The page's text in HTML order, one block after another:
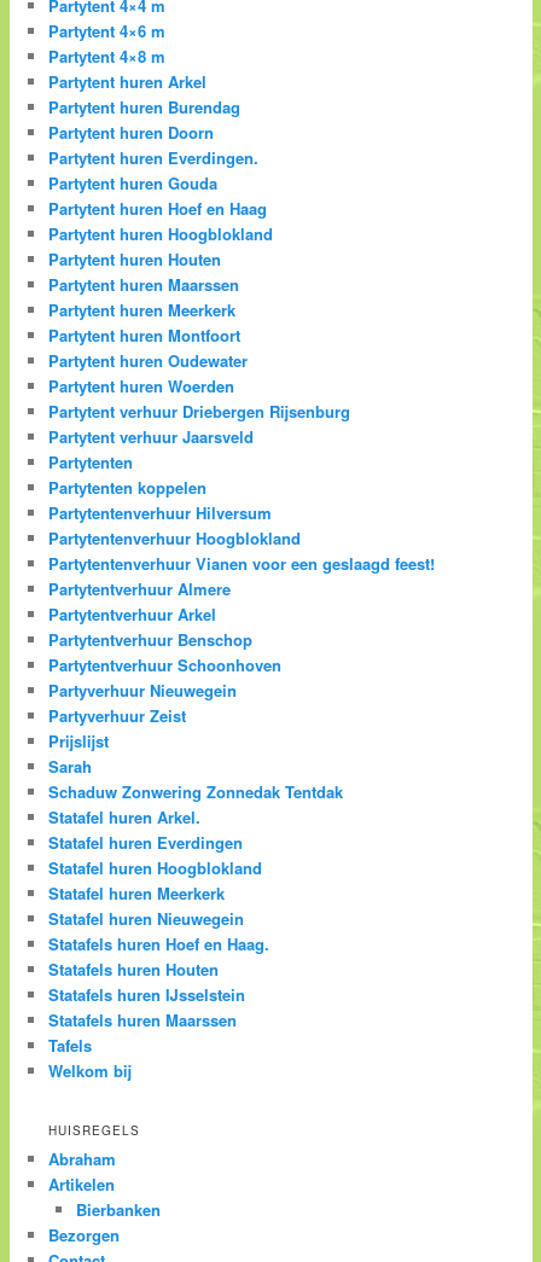
Partytent 4×4 m
Partytent 4×6 m
Partytent 4×8 m
Partytent huren Arkel
Partytent huren Burendag
Partytent huren Doorn
Partytent huren Everdingen.
Partytent huren Gouda
Partytent huren Hoef en Haag
Partytent huren Hoogblokland
Partytent huren Houten
Partytent huren Maarssen
Partytent huren Meerkerk
Partytent huren Montfoort
Partytent huren Oudewater
Partytent huren Woerden
Partytent verhuur Driebergen Rijsenburg
Partytent verhuur Jaarsveld
Partytenten
Partytenten koppelen
Partytentenverhuur Hilversum
Partytentenverhuur Hoogblokland
Partytentenverhuur Vianen voor een geslaagd feest!
Partytentverhuur Almere
Partytentverhuur Arkel
Partytentverhuur Benschop
Partytentverhuur Schoonhoven
Partyverhuur Nieuwegein
Partyverhuur Zeist
Prijslijst
Sarah
Schaduw Zonwering Zonnedak Tentdak
Statafel huren Arkel.
Statafel huren Everdingen
Statafel huren Hoogblokland
Statafel huren Meerkerk
Statafel huren Nieuwegein
Statafels huren Hoef en Haag.
Statafels huren Houten
Statafels huren IJsselstein
Statafels huren Maarssen
Tafels
Welkom bij
HUISREGELS
Abraham
Artikelen
Bierbanken
Bezorgen